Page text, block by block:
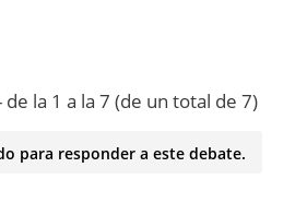
la 1 a la 7 (de un total de 7)
para responder a este debate.